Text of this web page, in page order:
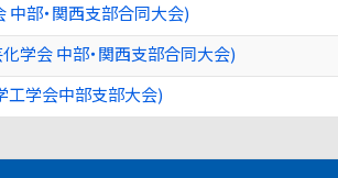
部・関西支部合同大会)
学会 中部・関西支部合同大会)
工学会中部支部大会)